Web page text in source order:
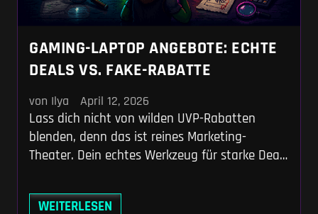
GAMING-LAPTOP ANGEBOTE: ECHTE
DEALS VS. FAKE-RABATTE
von Ilya April 12, 2026
Lass dich nicht von wilden UVP-Rabatten
blenden, denn das ist reines Marketing-
Theater. Dein echtes Werkzeug für starke Deals
harter Blick auf die Wattzahl der Grafikkarte.
WEITERLESEN